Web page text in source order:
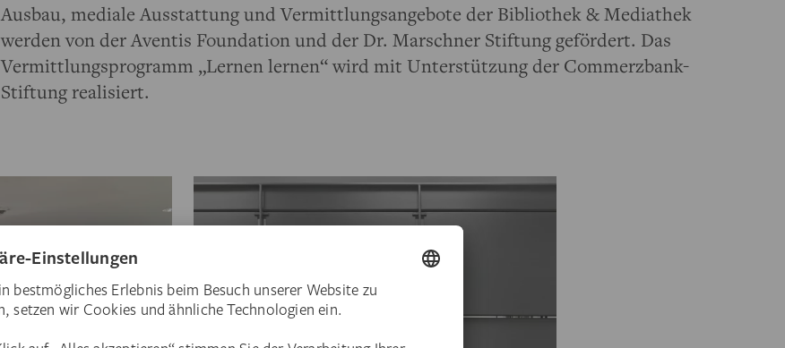
Ausbau, mediale Ausstattung und Vermittlungsangebote der Bibliothek & Mediathek
werden von der Aventis Foundation und der Dr. Marschner Stiftung gefördert. Das
Vermittlungsprogramm „Lernen lernen“ wird mit Unterstützung der Commerzbank-
Stiftung realisiert.